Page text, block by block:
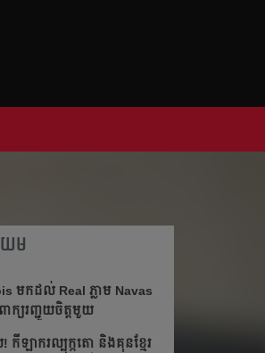
យម
មក​ដល់​ Real ភ្លាម​​ Navas
ក្យ​រញ្ជួយ​ចិត្ត​មួយ​
កីឡាករ​ល្បុក្កតោ​ និង​គុន​ខ្មែរ​